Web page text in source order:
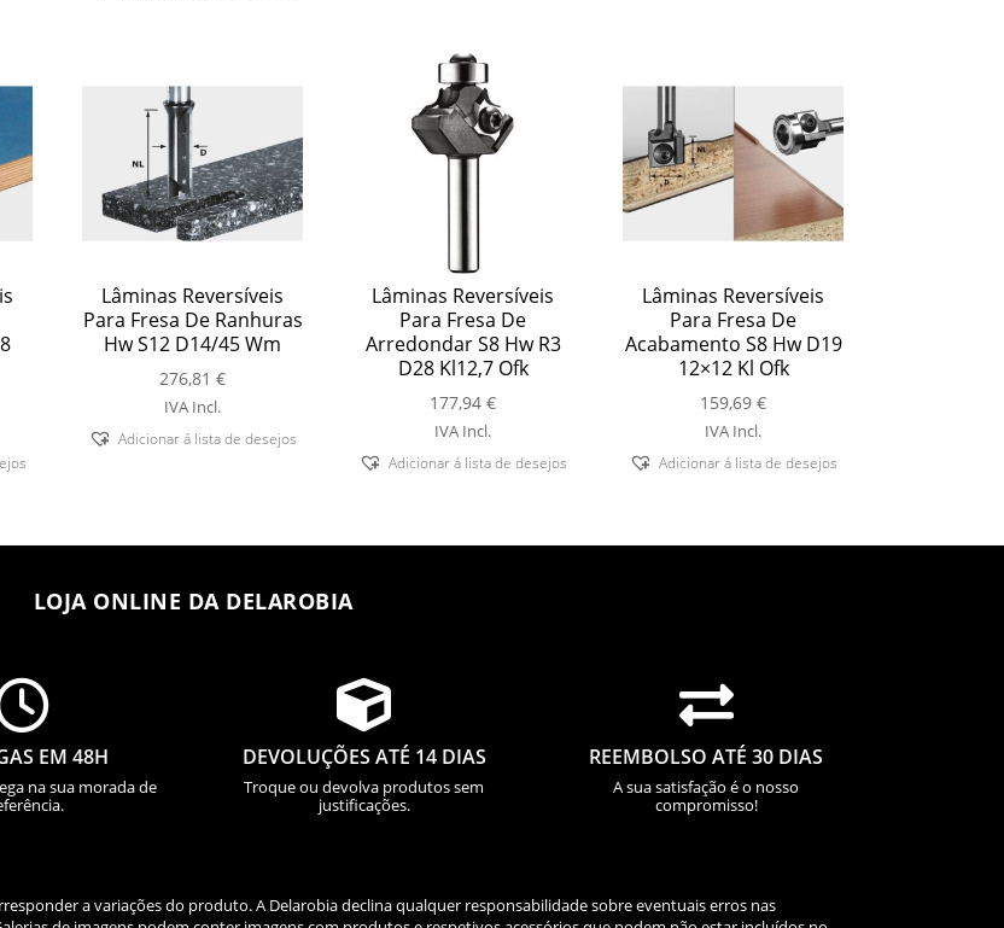
Lâminas Reversíveis
Para Fresa De Ranhuras
Hw S12 D14/45 Wm
276,81€
IVA Incl.
Adicionar á lista de desejos
Lâminas Reversíveis
Para Fresa De
Arredondar S8 Hw R3
D28 Kl12,7 Ofk
177,94€
IVA Incl.
Adicionar á lista de desejos
Lâminas Reversíveis
Para Fresa De
Acabamento S8 Hw D19
12×12 Kl Ofk
159,69€
IVA Incl.
Adicionar á lista de desejos
LOJA ONLINE DA DELAROBIA
EM 48H
na sua morada de

DEVOLUÇÕES ATÉ 14 DIAS
Troque ou devolva produtos sem
justificações.

REEMBOLSO ATÉ 30 DIAS
A sua satisfação é o nosso
compromisso!
a variações do produto. A Delarobia declina qualquer responsabilidade sobre eventuais erros nas